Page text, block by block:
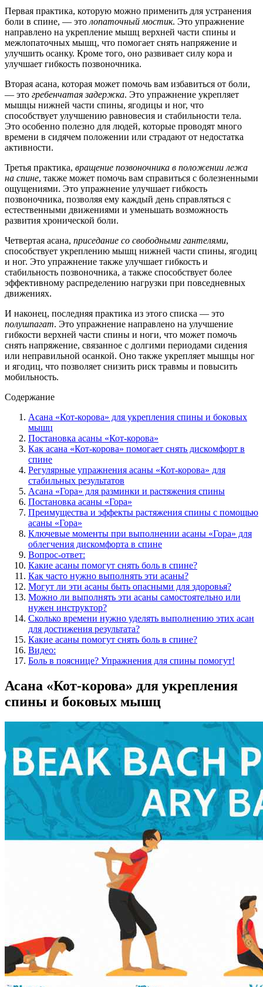
Первая практика, которую можно применить для устранения
боли в спине, — это лопаточный мостик. Это упражнение
направлено на укрепление мышц верхней части спины и
межлопаточных мышц, что помогает снять напряжение и
улучшить осанку. Кроме того, оно развивает силу кора и
улучшает гибкость позвоночника.
Вторая асана, которая может помочь вам избавиться от боли,
— это гребенчатая задержка. Это упражнение укрепляет
мышцы нижней части спины, ягодицы и ног, что
способствует улучшению равновесия и стабильности тела.
Это особенно полезно для людей, которые проводят много
времени в сидячем положении или страдают от недостатка
активности.
Третья практика, вращение позвоночника в положении лежа
на спине, также может помочь вам справиться с болезненными
ощущениями. Это упражнение улучшает гибкость
позвоночника, позволяя ему каждый день справляться с
естественными движениями и уменьшать возможность
развития хронической боли.
Четвертая асана, приседание со свободными гантелями,
способствует укреплению мышц нижней части спины, ягодиц
и ног. Это упражнение также улучшает гибкость и
стабильность позвоночника, а также способствует более
эффективному распределению нагрузки при повседневных
движениях.
И наконец, последняя практика из этого списка — это
полушпагат. Это упражнение направлено на улучшение
гибкости верхней части спины и ноги, что может помочь
снять напряжение, связанное с долгими периодами сидения
или неправильной осанкой. Оно также укрепляет мышцы ног
и ягодиц, что позволяет снизить риск травмы и повысить
мобильность.
Содержание
Асана «Кот-корова» для укрепления спины и боковых
мышц
Постановка асаны «Кот-корова»
Как асана «Кот-корова» помогает снять дискомфорт в
спине
Регулярные упражнения асаны «Кот-корова» для
стабильных результатов
Асана «Гора» для разминки и растяжения спины
Постановка асаны «Гора»
Преимущества и эффекты растяжения спины с помощью
асаны «Гора»
Ключевые моменты при выполнении асаны «Гора» для
облегчения дискомфорта в спине
Вопрос-ответ:
Какие асаны помогут снять боль в спине?
Как часто нужно выполнять эти асаны?
Могут ли эти асаны быть опасными для здоровья?
Можно ли выполнять эти асаны самостоятельно или
нужен инструктор?
Сколько времени нужно уделять выполнению этих асан
для достижения результата?
Какие асаны помогут снять боль в спине?
Видео:
Боль в пояснице? Упражнения для спины помогут!
Асана «Кот-корова» для укрепления
спины и боковых мышц